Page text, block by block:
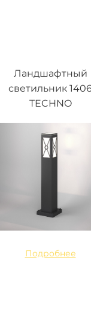
Ландшафтный
светильник
TECHNO
Подробнее